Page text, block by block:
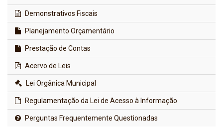
Demonstrativos Fiscais
Planejamento Orçamentário
Prestação de Contas
Acervo de Leis
Lei Orgânica Municipal
Regulamentação da Lei de Acesso à Informação
Perguntas Frequentemente Questionadas